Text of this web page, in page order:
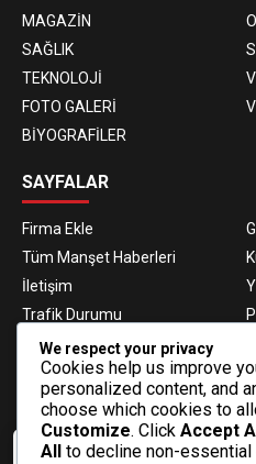
MAGAZİN
SAĞLIK
TEKNOLOJİ
FOTO GALERİ
BİYOGRAFİLER
SAYFALAR
Firma Ekle
Tüm Manşet Haberleri
İletişim
Trafik Durumu
Nöbetçi Eczaneler
Hava Durumu
Gazeteler
E-BÜLTEN ABONELİĞİ
We respect your privacy
Cookies help us improve
personalized content, and
choose which cookies to
Customize. Click Accept
All to decline non-essential